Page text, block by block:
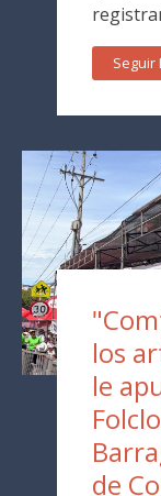
Seguir
los
le
de